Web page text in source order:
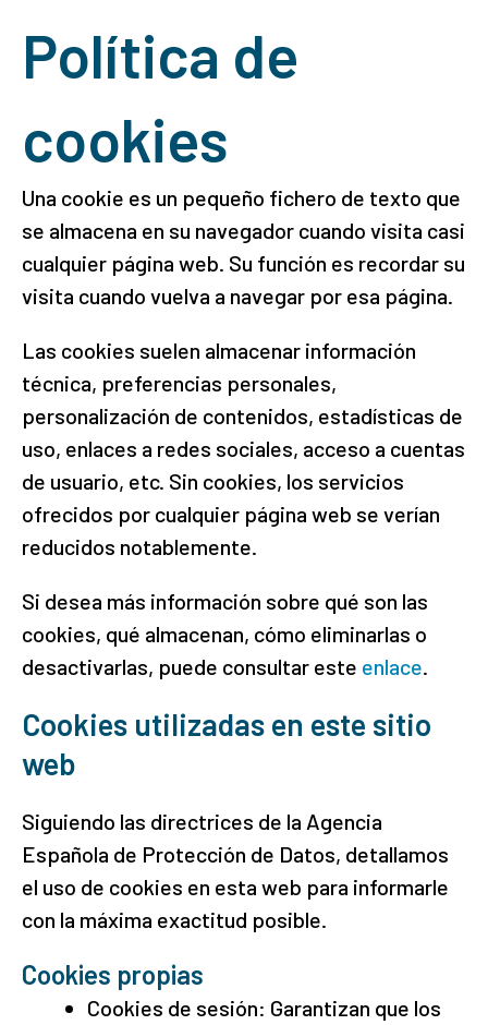
Política de
cookies
Una cookie es un pequeño fichero de texto que
se almacena en su navegador cuando visita casi
cualquier página web. Su función es recordar su
visita cuando vuelva a navegar por esa página.
Las cookies suelen almacenar información
técnica, preferencias personales,
personalización de contenidos, estadísticas de
uso, enlaces a redes sociales, acceso a cuentas
de usuario, etc. Sin cookies, los servicios
ofrecidos por cualquier página web se verían
reducidos notablemente.
Si desea más información sobre qué son las
cookies, qué almacenan, cómo eliminarlas o
desactivarlas, puede consultar este enlace.
Cookies utilizadas en este sitio
web
Siguiendo las directrices de la Agencia
Española de Protección de Datos, detallamos
el uso de cookies en esta web para informarle
con la máxima exactitud posible.
Cookies propias
Cookies de sesión: Garantizan que los